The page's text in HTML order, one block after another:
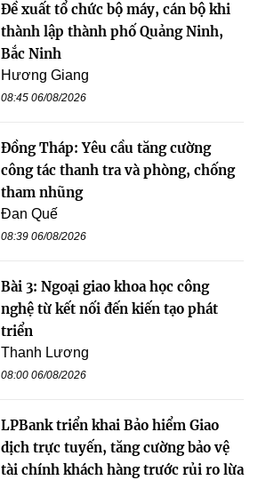
Đề xuất tổ chức bộ máy, cán bộ khi
thành lập thành phố Quảng Ninh,
Bắc Ninh
Hương Giang
08:45 06/08/2026
Đồng Tháp: Yêu cầu tăng cường
công tác thanh tra và phòng, chống
tham nhũng
Đan Quế
08:39 06/08/2026
Bài 3: Ngoại giao khoa học công
nghệ từ kết nối đến kiến tạo phát
triển
Thanh Lương
08:00 06/08/2026
LPBank triển khai Bảo hiểm Giao
dịch trực tuyến, tăng cường bảo vệ
tài chính khách hàng trước rủi ro lừa